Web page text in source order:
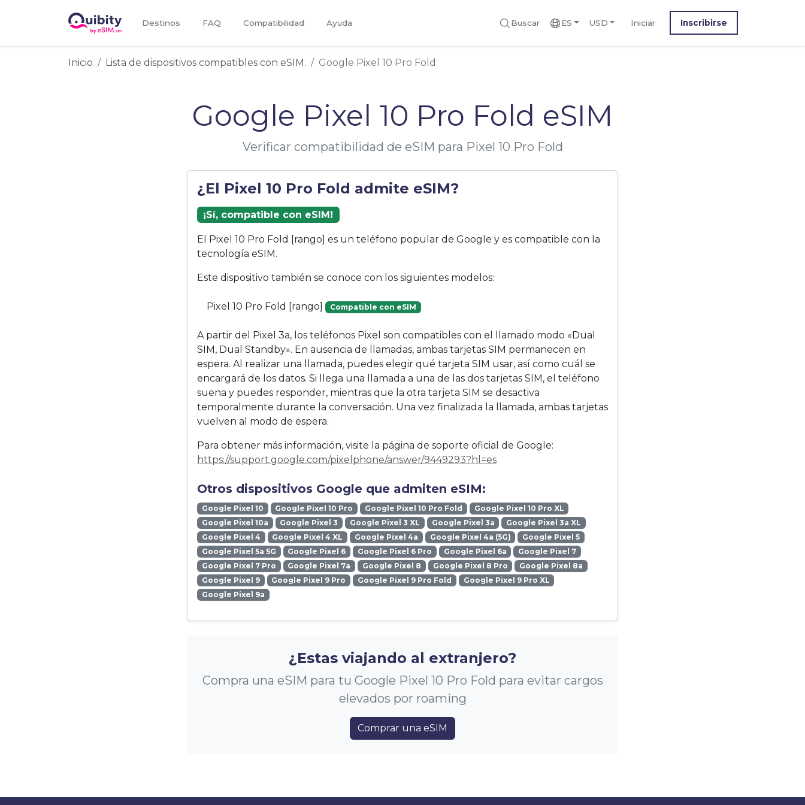
Destinos FAQ Compatibilidad Ayuda Buscar ES USD Iniciar Inscribirse
Inicio Lista de dispositivos compatibles con eSIM. Google Pixel 10 Pro Fold
Google Pixel 10 Pro Fold eSIM
Verificar compatibilidad de eSIM para Pixel 10 Pro Fold
¿El Pixel 10 Pro Fold admite eSIM?
¡Sí, compatible con eSIM!
El Pixel 10 Pro Fold [rango] es un teléfono popular de Google y es compatible con la
tecnología eSIM.
Este dispositivo también se conoce con los siguientes modelos:
Pixel 10 Pro Fold [rango] Compatible con eSIM
A partir del Pixel 3a, los teléfonos Pixel son compatibles con el llamado modo «Dual
SIM, Dual Standby». En ausencia de llamadas, ambas tarjetas SIM permanecen en
espera. Al realizar una llamada, puedes elegir qué tarjeta SIM usar, así como cuál se
encargará de los datos. Si llega una llamada a una de las dos tarjetas SIM, el teléfono
suena y puedes responder, mientras que la otra tarjeta SIM se desactiva
temporalmente durante la conversación. Una vez finalizada la llamada, ambas tarjetas
vuelven al modo de espera.
Para obtener más información, visite la página de soporte oficial de Google:
https://support.google.com/pixelphone/answer/9449293?hl=es
Otros dispositivos Google que admiten eSIM:
Google Pixel 10 Google Pixel 10 Pro Google Pixel 10 Pro Fold
Google Pixel 10 Pro XL
Google Pixel 10a
Google Pixel 3 Google Pixel 3 XL Google Pixel 3a
Google Pixel 3a XL
Google Pixel 4
Google Pixel 4 XL Google Pixel 4a Google Pixel 4a (5G)
Google Pixel 5
Google Pixel 5a 5G
Google Pixel 6 Google Pixel 6 Pro Google Pixel 6a
Google Pixel 7
Google Pixel 7 Pro
Google Pixel 7a Google Pixel 8 Google Pixel 8 Pro
Google Pixel 8a
Google Pixel 9
Google Pixel 9 Pro Google Pixel 9 Pro Fold
Google Pixel 9 Pro XL
Google Pixel 9a
¿Estas viajando al extranjero?
Compra una eSIM para tu Google Pixel 10 Pro Fold para evitar cargos
elevados por roaming
Comprar una eSIM